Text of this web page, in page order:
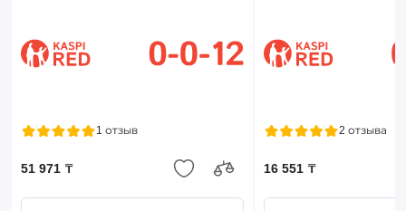
1 отзыв
51 971 ₸
2 отзыва
16 551 ₸